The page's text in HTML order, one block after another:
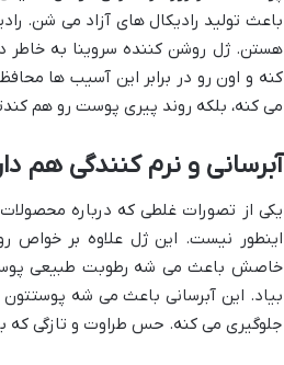
باعث تولید رادیکال های آزاد می شن.
هستن. ژل روشن کننده سروینا به خاطر
کنه و اون رو در برابر این آسیب ها
می کنه، بلکه روند پیری پوست رو هم
آبرسانی و نرم کنندگی هم
یکی از تصورات غلطی که درباره
اینطور نیست. این ژل علاوه بر خواص
خاصش باعث می شه رطوبت طبیعی پوست
بیاد. این آبرسانی باعث می شه
جلوگیری می کنه. حس طراوت و تازگی که